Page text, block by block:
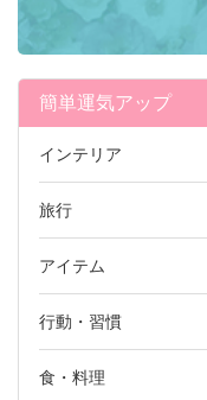
簡単運気アップ
インテリア
旅行
アイテム
行動・習慣
食・料理